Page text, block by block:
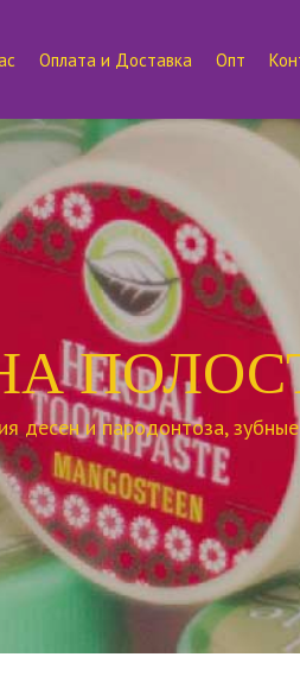
Оплата и Доставка Опт
десен и пародонтоза,